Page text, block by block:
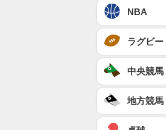
NBA
ラグビー
中央競馬
地方競馬